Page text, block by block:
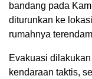
bandang pada
diturunkan ke
rumahnya
Evakuasi
kendaraan taktis,